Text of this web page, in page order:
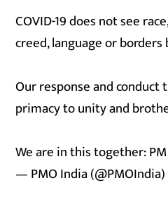
COVID-19 does not see
creed, language or
Our response and
primacy to unity and
We are in this together: PM
— PMO India (@PMOIndia)